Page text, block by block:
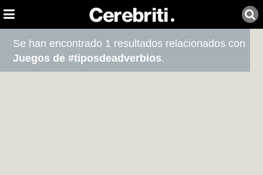
Se han encontrado 1 resultados relacionados con
Juegos de #tiposdeadverbios.